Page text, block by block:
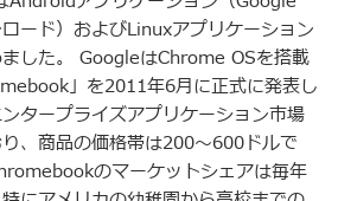
ード）およびLinuxアプリケーション
した。 GoogleはChrome OSを搭載
」を2011年6月に正式に発表し
タープライズアプリケーション市場
、商品の価格帯は200〜600ドルで
のマーケットシェアは毎年